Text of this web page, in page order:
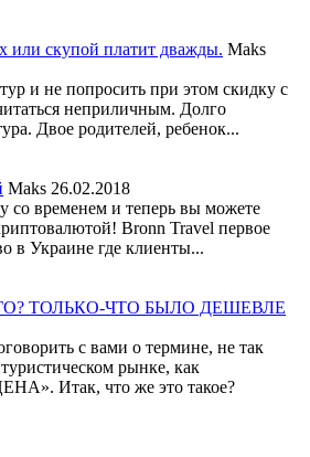
или скупой платит дважды. Maks
и не попросить при этом скидку с
неприличным. Долго
Двое родителей, ребенок...
Maks 26.02.2018
со временем и теперь вы можете
Вronn Travel первое
в Украине где клиенты...
ТОЛЬКО-ЧТО БЫЛО ДЕШЕВЛЕ
с вами о термине, не так
рынке, как
Итак, что же это такое?